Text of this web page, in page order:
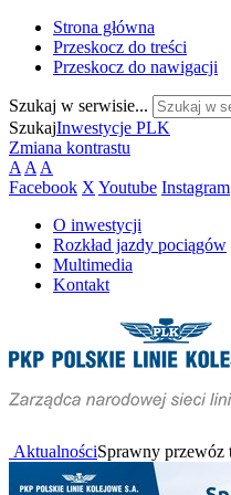
Strona główna
Przeskocz do treści
Przeskocz do nawigacji
Szukaj w serwisie...
SzukajInwestycje PLK
Zmiana kontrastu
A A A
Facebook X Youtube Instagram
O inwestycji
Rozkład jazdy pociągów
Multimedia
Kontakt
AktualnościSprawny przewóz